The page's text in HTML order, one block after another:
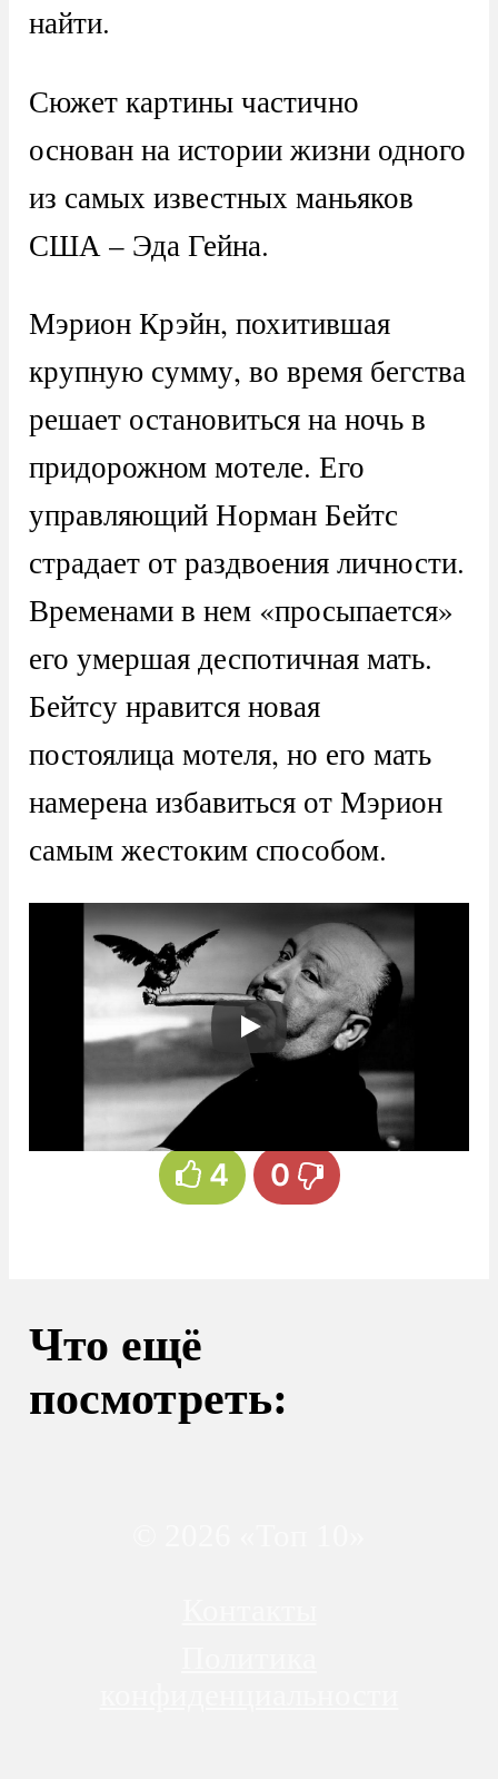
найти.
Сюжет картины частично
основан на истории жизни одного
из самых известных маньяков
США – Эда Гейна.
Мэрион Крэйн, похитившая
крупную сумму, во время бегства
решает остановиться на ночь в
придорожном мотеле. Его
управляющий Норман Бейтс
страдает от раздвоения личности.
Временами в нем «просыпается»
его умершая деспотичная мать.
Бейтсу нравится новая
постоялица мотеля, но его мать
намерена избавиться от Мэрион
самым жестоким способом.
4 0
Что ещё
посмотреть: